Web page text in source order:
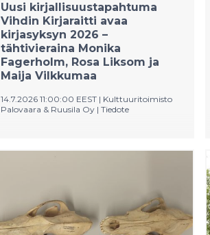
Uusi kirjallisuustapahtuma
Vihdin Kirjaraitti avaa
kirjasyksyn 2026 –
tähtivieraina Monika
Fagerholm, Rosa Liksom ja
Maija Vilkkumaa
14.7.2026 11:00:00 EEST | Kulttuuritoimisto
Palovaara & Ruusila Oy | Tiedote
syyskuuta 2026 ensimmäistä kertaa
historiallisella raitilla. Ensimmäisen
Vihdin Kirjaraitin vieraina ovat kirjailijat
Monika Fagerholm, Rosa Liksom ja